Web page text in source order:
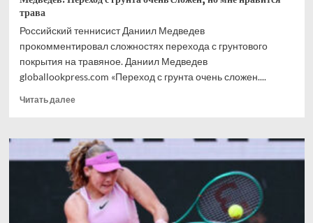
трава
Российский теннисист Даниил Медведев
прокомментировал сложностях перехода с грунтового
покрытия на травяное. Даниил Медведев
globallookpress.com «Переход с грунта очень сложен....
Читать далееПрочитать
Медведев:
Переход
с
грунта
очень
сложен,
но